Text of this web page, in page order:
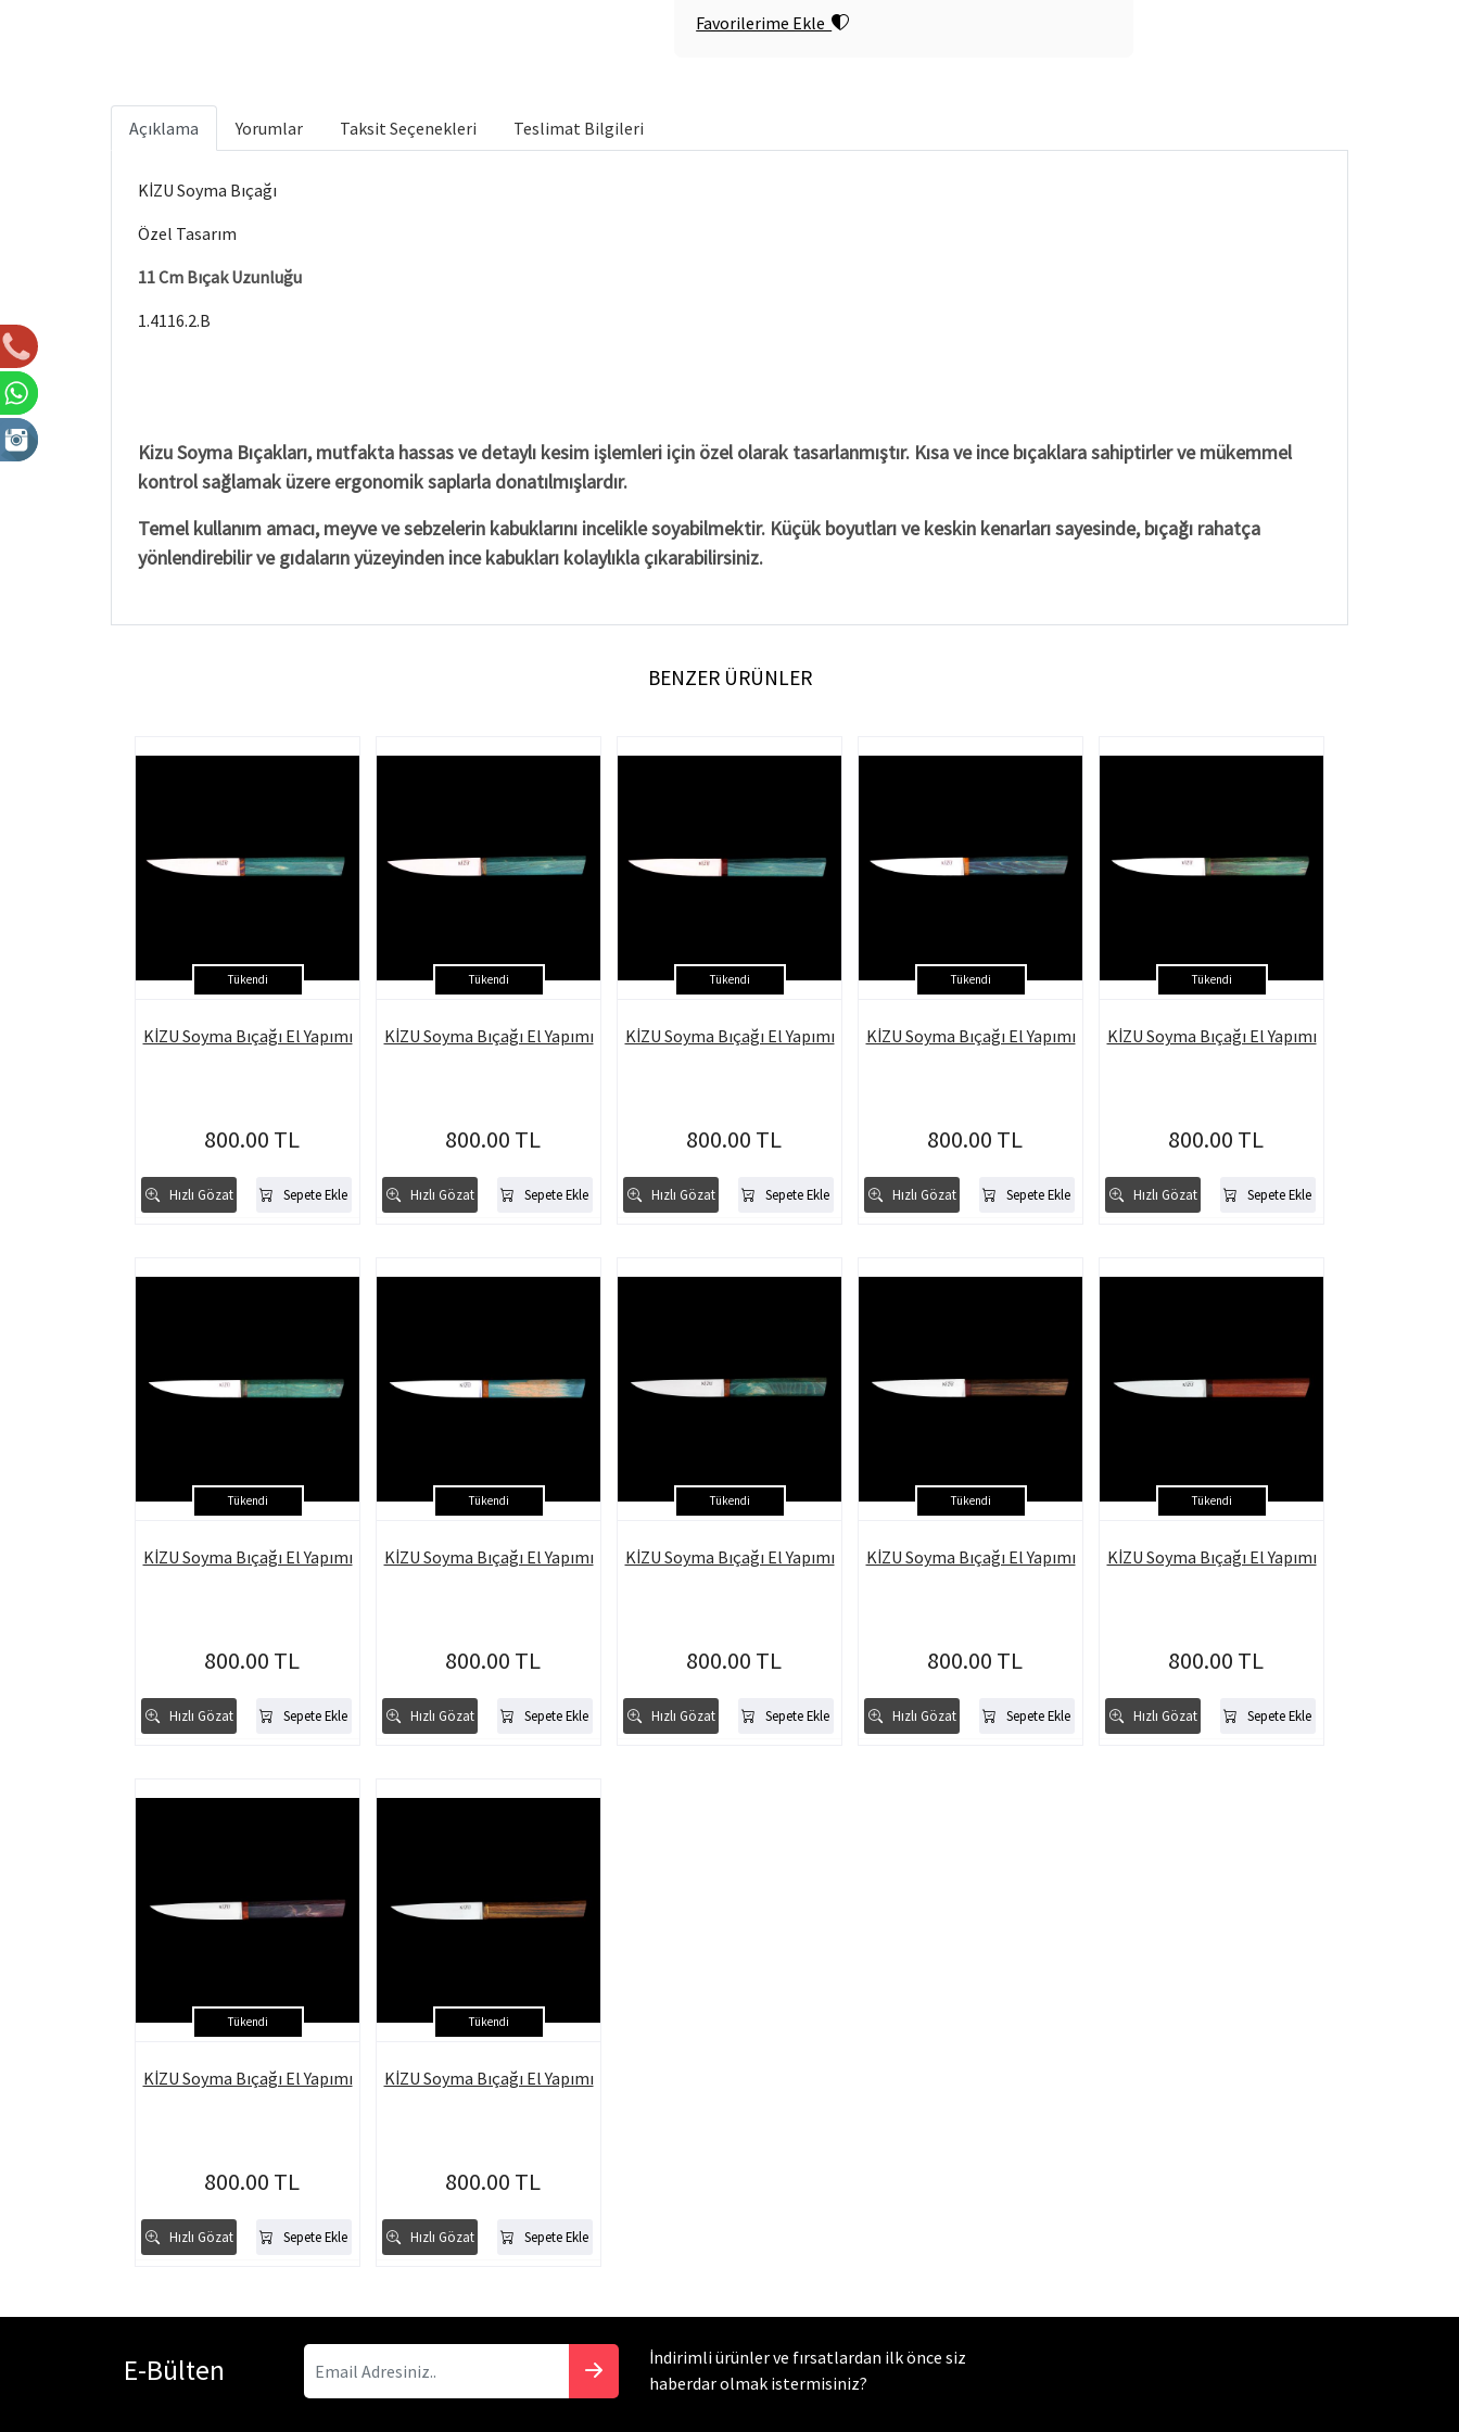
Favorilerime Ekle
Açıklama Yorumlar Taksit Seçenekleri Teslimat Bilgileri
KİZU Soyma Bıçağı
Özel Tasarım
11 Cm Bıçak Uzunluğu
1.4116.2.B
Kizu Soyma Bıçakları, mutfakta hassas ve detaylı kesim işlemleri için özel olarak tasarlanmıştır. Kısa ve ince bıçaklara sahiptirler ve mükemmel
kontrol sağlamak üzere ergonomik saplarla donatılmışlardır.
Temel kullanım amacı, meyve ve sebzelerin kabuklarını incelikle soyabilmektir. Küçük boyutları ve keskin kenarları sayesinde, bıçağı rahatça
yönlendirebilir ve gıdaların yüzeyinden ince kabukları kolaylıkla çıkarabilirsiniz.
BENZER ÜRÜNLER
Tükendi
Hızlı Gözat Sepete Ekle
KİZU Soyma Bıçağı El Yapımı
800.00 TL
Tükendi
Hızlı Gözat Sepete Ekle
KİZU Soyma Bıçağı El Yapımı
800.00 TL
Tükendi
Hızlı Gözat Sepete Ekle
KİZU Soyma Bıçağı El Yapımı
800.00 TL
Tükendi
Hızlı Gözat Sepete Ekle
KİZU Soyma Bıçağı El Yapımı
800.00 TL
Tükendi
Hızlı Gözat Sepete Ekle
KİZU Soyma Bıçağı El Yapımı
800.00 TL
Tükendi
Hızlı Gözat Sepete Ekle
KİZU Soyma Bıçağı El Yapımı
800.00 TL
Tükendi
Hızlı Gözat Sepete Ekle
KİZU Soyma Bıçağı El Yapımı
800.00 TL
Tükendi
Hızlı Gözat Sepete Ekle
KİZU Soyma Bıçağı El Yapımı
800.00 TL
Tükendi
Hızlı Gözat Sepete Ekle
KİZU Soyma Bıçağı El Yapımı
800.00 TL
Tükendi
Hızlı Gözat Sepete Ekle
KİZU Soyma Bıçağı El Yapımı
800.00 TL
Tükendi
Hızlı Gözat Sepete Ekle
KİZU Soyma Bıçağı El Yapımı
800.00 TL
Tükendi
Hızlı Gözat Sepete Ekle
KİZU Soyma Bıçağı El Yapımı
800.00 TL
E-Bülten
İndirimli ürünler ve fırsatlardan ilk önce siz
haberdar olmak istermisiniz?